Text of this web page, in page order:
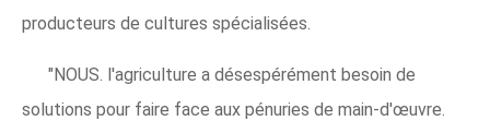
producteurs de cultures spécialisées.
"NOUS. l'agriculture a désespérément besoin de
solutions pour faire face aux pénuries de main-d'œuvre.